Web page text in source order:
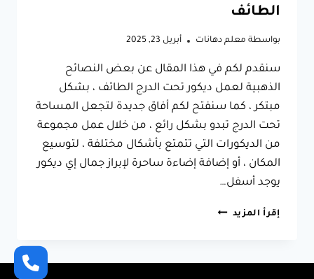
الطائف
بواسطة معلم دهانات أبريل 23, 2025
سنقدم لكم في هذا المقال عن بعض النصائح
الذهبية لعمل ديكور تحت الدرج الطائف ، بشكل
مبتكر ، كما سنفتح لكم أفاق جديدة لتجعل المساحة
تحت الدرج تبدو بشكل رائع ، من خلال عمل مجموعة
من الديكورات التي تتمتع بأشكال مختلفة ، لتوسيع
المكان ، أو إضافة إضاءة ساحرة لإبراز جمال إي ديكور
يوجد أسفل…
إقرأ المزيد ديكور